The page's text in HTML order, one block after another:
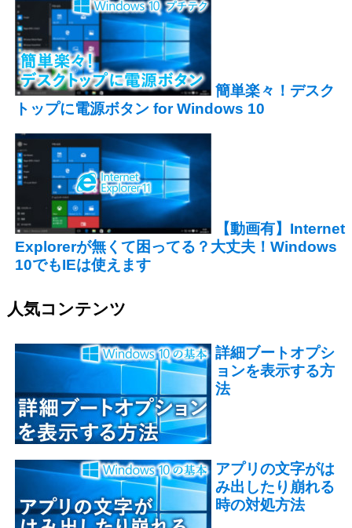
簡単楽々！デスク
トップに電源ボタン for Windows 10
【動画有】Internet
Explorerが無くて困ってる？大丈夫！Windows
10でもIEは使えます
人気コンテンツ
詳細ブートオプシ
ョンを表示する方
法
アプリの文字がは
み出したり崩れる
時の対処方法